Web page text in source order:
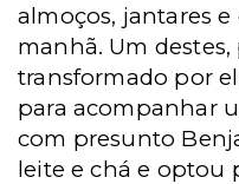
almoços, jantares e
manhã. Um
transformado por
para acompanhar
com presunto
leite e chá e optou